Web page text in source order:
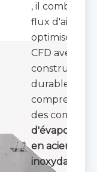
, il combine
flux d'air
optimisé par
CFD avec
construction
durable,
comprenant
des
en acier
inoxydable